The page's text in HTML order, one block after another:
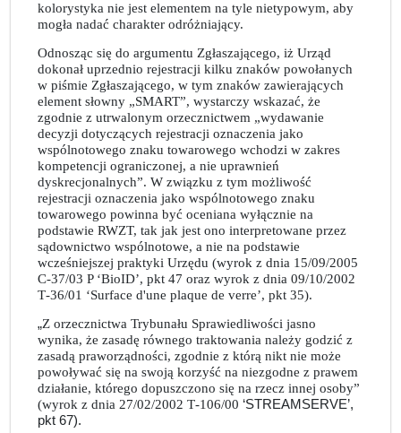
kolorystyka nie jest elementem na tyle nietypowym, aby
mogła nadać charakter odróżniający.
Odnosząc się do argumentu Zgłaszającego, iż Urząd
dokonał uprzednio rejestracji kilku znaków powołanych
w piśmie Zgłaszającego, w tym znaków zawierających
element słowny „SMART”, wystarczy wskazać, że
zgodnie z utrwalonym orzecznictwem „wydawanie
decyzji dotyczących rejestracji oznaczenia jako
wspólnotowego znaku towarowego wchodzi w zakres
kompetencji ograniczonej, a nie uprawnień
dyskrecjonalnych”. W związku z tym możliwość
rejestracji oznaczenia jako wspólnotowego znaku
towarowego powinna być oceniana wyłącznie na
podstawie RWZT, tak jak jest ono interpretowane przez
sądownictwo wspólnotowe, a nie na podstawie
wcześniejszej praktyki Urzędu (wyrok z dnia 15/09/2005
C‑37/03 P ‘BioID’, pkt 47 oraz wyrok z dnia 09/10/2002
T‑36/01 ‘Surface d'une plaque de verre’, pkt 35).
„Z orzecznictwa Trybunału Sprawiedliwości jasno
wynika, że zasadę równego traktowania należy godzić z
zasadą praworządności, zgodnie z którą nikt nie może
powoływać się na swoją korzyść na niezgodne z prawem
działanie, którego dopuszczono się na rzecz innej osoby”
(wyrok z dnia 27/02/2002 T‑106/00 ‘STREAMSERVE’,
pkt 67).